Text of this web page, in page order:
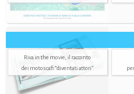
Riva in the movie, il racconto
dei motoscafi “diventati attori”